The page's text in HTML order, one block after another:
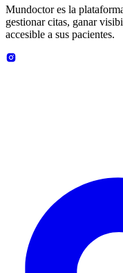
Mundoctor es la
gestionar citas, ganar
accesible a sus pacientes.